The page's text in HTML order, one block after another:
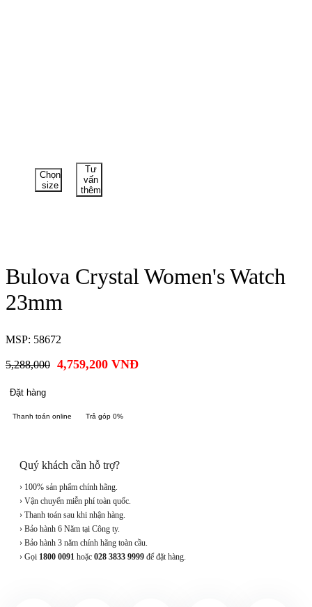
Chọn
size
Tư
vấn
thêm
Bulova Crystal Women's Watch
23mm
MSP: 58672
5,288,000 4,759,200 VNĐ
Đặt hàng
Thanh toán online Trả góp 0%
Quý khách cần hỗ trợ?
› 100% sản phẩm chính hãng.
› Vận chuyển miễn phí toàn quốc.
› Thanh toán sau khi nhận hàng.
› Bảo hành 6 Năm tại Công ty.
› Bảo hành 3 năm chính hãng toàn cầu.
› Gọi 1800 0091 hoặc 028 3833 9999 để đặt hàng.